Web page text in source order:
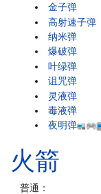
金子弹
高射速子弹
纳米弹
爆破弹
叶绿弹
诅咒弹
灵液弹
毒液弹
夜明弹
火箭
普通：